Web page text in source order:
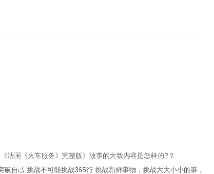
法国《火车服务》完整版》故事的大致内容是怎样的?？
自己 挑战不可能挑战365行 挑战新鲜事物，挑战大大小小的事，